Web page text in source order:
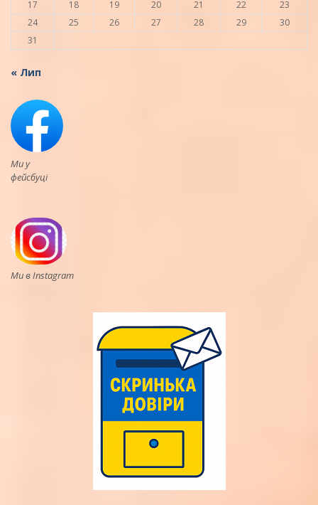
17 18 19 20 21 22
23
24
25 26 27 28 29
30
31
« Лип
Ми у
фейсбуці
Ми в Instagram